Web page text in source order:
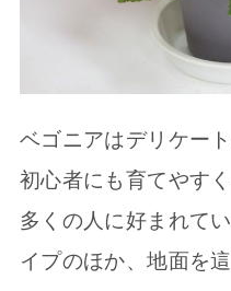
ベゴニアはデリケー
初心者にも育てやす
多くの人に好まれて
イプのほか、地面を